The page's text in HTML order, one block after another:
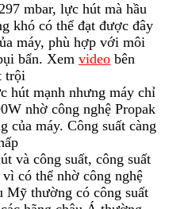
mbar, lực hút mà hầu
khó có thể đạt được đây
máy, phù hợp với môi
bẩn. Xem video bên
trội
hút mạnh nhưng máy chỉ
nhờ công nghệ Propak
của máy. Công suất càng
và công suất, công suất
có thể nhờ công nghệ
Mỹ thường có công suất